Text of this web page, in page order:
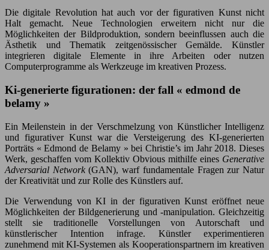
Die digitale Revolution hat auch vor der figurativen Kunst nicht
Halt gemacht. Neue Technologien erweitern nicht nur die
Möglichkeiten der Bildproduktion, sondern beeinflussen auch die
Ästhetik und Thematik zeitgenössischer Gemälde. Künstler
integrieren digitale Elemente in ihre Arbeiten oder nutzen
Computerprogramme als Werkzeuge im kreativen Prozess.
Ki-generierte figurationen: der fall « edmond de
belamy »
Ein Meilenstein in der Verschmelzung von Künstlicher Intelligenz
und figurativer Kunst war die Versteigerung des KI-generierten
Porträts « Edmond de Belamy » bei Christie’s im Jahr 2018. Dieses
Werk, geschaffen vom Kollektiv Obvious mithilfe eines Generative
Adversarial Network(GAN), warf fundamentale Fragen zur Natur
der Kreativität und zur Rolle des Künstlers auf.
Die Verwendung von KI in der figurativen Kunst eröffnet neue
Möglichkeiten der Bildgenerierung und -manipulation. Gleichzeitig
stellt sie traditionelle Vorstellungen von Autorschaft und
künstlerischer Intention infrage. Künstler experimentieren
zunehmend mit KI-Systemen als Kooperationspartnern im kreativen